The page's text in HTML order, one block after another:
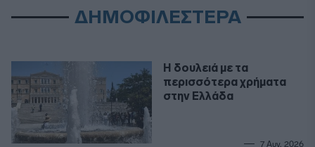
ΔΗΜΟΦΙΛΕΣΤΕΡΑ
Η δουλειά με τα
περισσότερα χρήματα
στην Ελλάδα
7 Αυγ. 2026